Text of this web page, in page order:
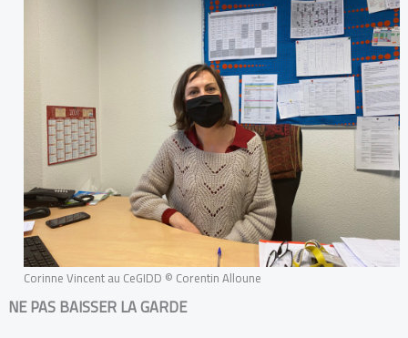
Corinne Vincent au CeGIDD © Corentin Alloune
NE PAS BAISSER LA GARDE